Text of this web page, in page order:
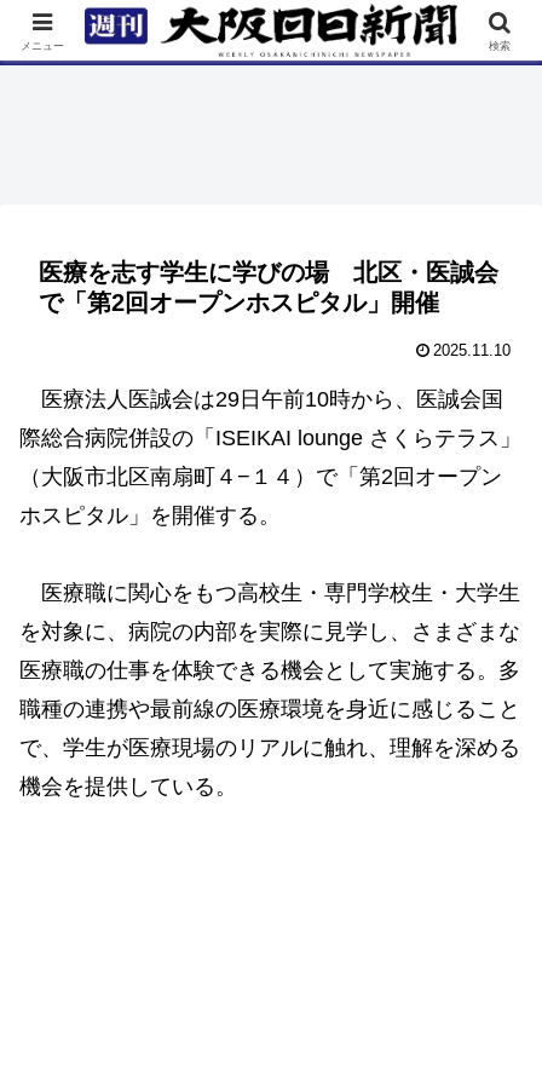
TOP 特集 ニュース 連載 街ネタ イベント
医療を志す学生に学びの場 北区・医誠会
で「第2回オープンホスピタル」開催
2025.11.10
医療法人医誠会は29日午前10時から、医誠会国
際総合病院併設の「ISEIKAI lounge さくらテラス」
（大阪市北区南扇町４−１４）で「第2回オープン
ホスピタル」を開催する。
医療職に関心をもつ高校生・専門学校生・大学生
を対象に、病院の内部を実際に見学し、さまざまな
医療職の仕事を体験できる機会として実施する。多
職種の連携や最前線の医療環境を身近に感じること
で、学生が医療現場のリアルに触れ、理解を深める
機会を提供している。
メニュー 検索